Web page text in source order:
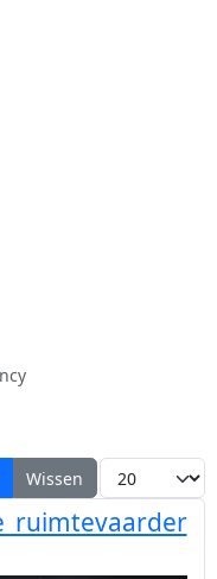
Wissen Toon #
ruimtevaarder